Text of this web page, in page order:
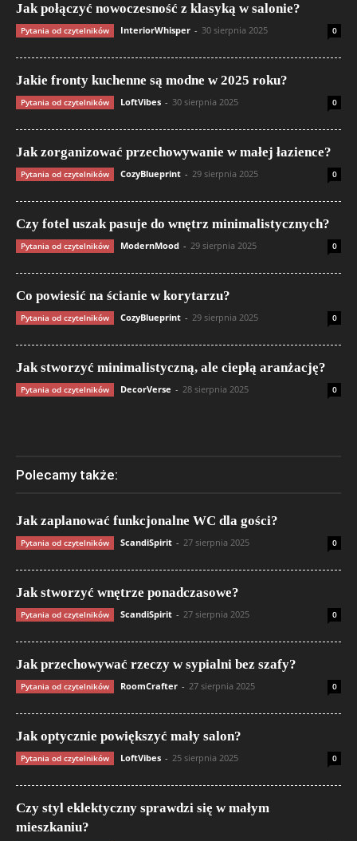
Jak połączyć nowoczesność z klasyką w salonie?
Pytania od czytelników InteriorWhisper - 30 sierpnia 2025 0
Jakie fronty kuchenne są modne w 2025 roku?
Pytania od czytelników LoftVibes - 30 sierpnia 2025 0
Jak zorganizować przechowywanie w małej łazience?
Pytania od czytelników CozyBlueprint - 29 sierpnia 2025 0
Czy fotel uszak pasuje do wnętrz minimalistycznych?
Pytania od czytelników ModernMood - 29 sierpnia 2025 0
Co powiesić na ścianie w korytarzu?
Pytania od czytelników CozyBlueprint - 29 sierpnia 2025 0
Jak stworzyć minimalistyczną, ale ciepłą aranżację?
Pytania od czytelników DecorVerse - 28 sierpnia 2025 0
Polecamy także:
Jak zaplanować funkcjonalne WC dla gości?
Pytania od czytelników ScandiSpirit - 27 sierpnia 2025 0
Jak stworzyć wnętrze ponadczasowe?
Pytania od czytelników ScandiSpirit - 27 sierpnia 2025 0
Jak przechowywać rzeczy w sypialni bez szafy?
Pytania od czytelników RoomCrafter - 27 sierpnia 2025 0
Jak optycznie powiększyć mały salon?
Pytania od czytelników LoftVibes - 25 sierpnia 2025 0
Czy styl eklektyczny sprawdzi się w małym
mieszkaniu?